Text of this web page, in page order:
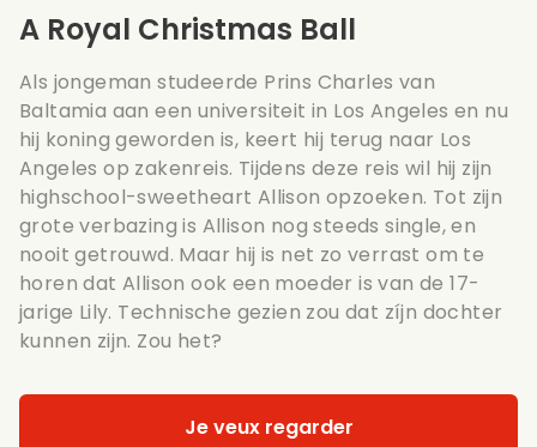
A Royal Christmas Ball
Als jongeman studeerde Prins Charles van
Baltamia aan een universiteit in Los Angeles en nu
hij koning geworden is, keert hij terug naar Los
Angeles op zakenreis. Tijdens deze reis wil hij zijn
highschool-sweetheart Allison opzoeken. Tot zijn
grote verbazing is Allison nog steeds single, en
nooit getrouwd. Maar hij is net zo verrast om te
horen dat Allison ook een moeder is van de 17-
jarige Lily. Technische gezien zou dat zíjn dochter
kunnen zijn. Zou het?
Je veux regarder